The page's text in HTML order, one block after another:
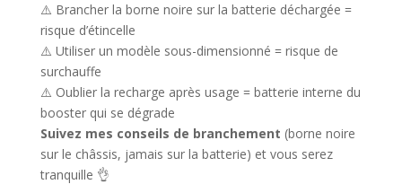
⚠️ Brancher la borne noire sur la batterie déchargée =
risque d’étincelle
⚠️ Utiliser un modèle sous-dimensionné = risque de
surchauffe
⚠️ Oublier la recharge après usage = batterie interne du
booster qui se dégrade
Suivez mes conseils de branchement (borne noire
sur le châssis, jamais sur la batterie) et vous serez
tranquille 👌